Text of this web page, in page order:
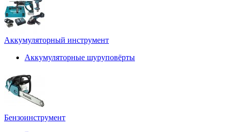
Аккумуляторный инструмент
Аккумуляторные шуруповёрты
Бензоинструмент